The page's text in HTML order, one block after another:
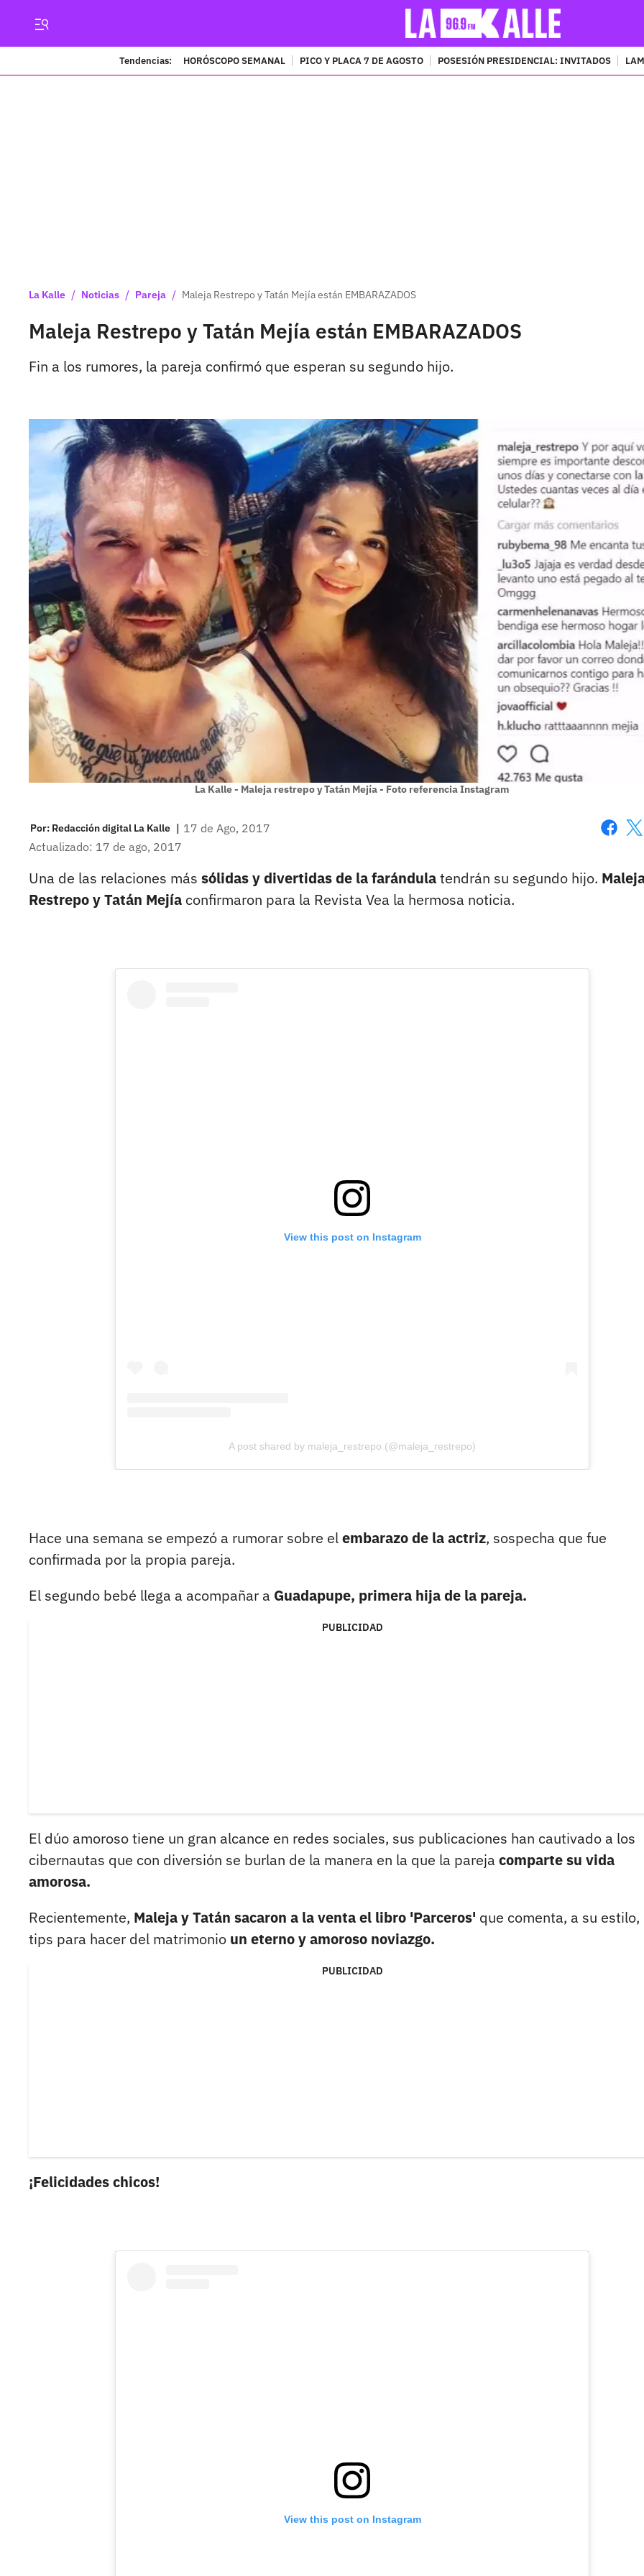
Tendencias: HORÓSCOPO SEMANAL PICO Y PLACA 7 DE AGOSTO POSESIÓN PRESIDENCIAL: INVITADOS
La Kalle / Noticias / Pareja / Maleja Restrepo y Tatán Mejía están EMBARAZADOS
Maleja Restrepo y Tatán Mejía están EMBARAZADOS
Fin a los rumores, la pareja confirmó que esperan su segundo hijo.
La Kalle - Maleja restrepo y Tatán Mejía - Foto referencia Instagram
Por: Redacción digital La Kalle | 17 de Ago, 2017
Actualizado: 17 de ago, 2017
Una de las relaciones más sólidas y divertidas de la farándulatendrán su segundo hijo.
Restrepo y Tatán Mejía confirmaron para la Revista Vea la hermosa noticia.
View this post on Instagram
A post shared by maleja_restrepo (@maleja_restrepo)
Hace una semana se empezó a rumorar sobre elembarazo de la actriz, sospecha que fue
confirmada por la propia pareja.
El segundo bebé llega a acompañar a Guadapupe, primera hija de la pareja.
PUBLICIDAD
El dúo amoroso tiene un gran alcance en redes sociales, sus publicaciones han cautivado a los
cibernautas que con diversión se burlan de la manera en la que la pareja comparte su vida
amorosa.
Recientemente, Maleja y Tatán sacaron a la venta el libro 'Parceros' que comenta, a su estilo,
tips para hacer del matrimonio un eterno y amoroso noviazgo.
PUBLICIDAD
¡Felicidades chicos!
View this post on Instagram